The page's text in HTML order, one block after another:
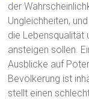
der
Ungleichheiten,
die Lebensqualität
ansteigen sollen.
Ausblicke auf
Bevölkerung ist
stellt einen